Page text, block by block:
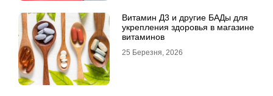
Витамин Д3 и другие БАДы для
укрепления здоровья в магазине
витаминов
25 Березня, 2026